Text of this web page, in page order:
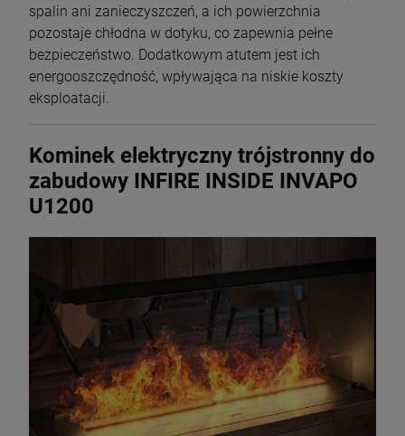
spalin ani zanieczyszczeń, a ich powierzchnia
pozostaje chłodna w dotyku, co zapewnia pełne
bezpieczeństwo. Dodatkowym atutem jest ich
energooszczędność, wpływająca na niskie koszty
eksploatacji.
Kominek elektryczny trójstronny do
zabudowy INFIRE INSIDE INVAPO
U1200